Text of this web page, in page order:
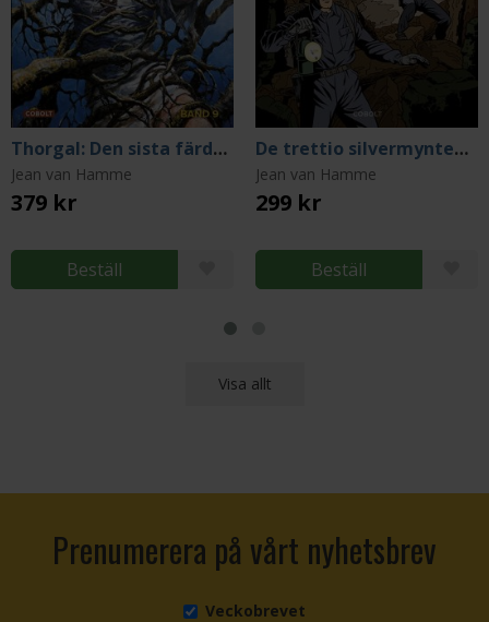
Thorgal: Den sista färden
Jean van Hamme
379 kr
Beställ
De trettio silvermyntens förbannelse, del 2
Jean van Hamme
299 kr
Beställ
Visa allt
Prenumerera på vårt nyhetsbrev
Veckobrevet